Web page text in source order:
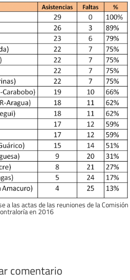
a las actas de las reuniones de la Comisión
en 2016
comentario